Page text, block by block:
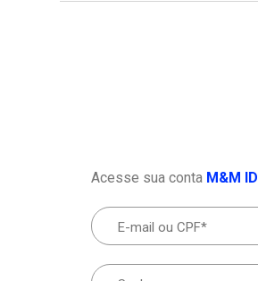
Acesse sua conta M&M ID